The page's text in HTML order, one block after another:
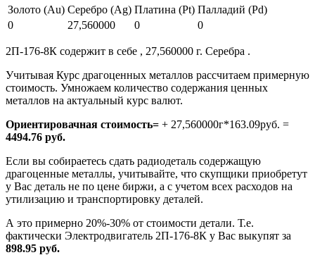
Золото (Au) Серебро (Ag) Платина (Pt) Палладий (Pd)
0
27,560000 0 0
2П-176-8К содержит в себе , 27,560000 г. Серебра .
Учитывая Курс драгоценных металлов рассчитаем примерную
стоимость. Умножаем количество содержания ценных
металлов на актуальный курс валют.
Ориентировачная стоимость= + 27,560000г*163.09руб. =
4494.76 руб.
Если вы собираетесь сдать радиодеталь содержащую
драгоценные металлы, учитывайте, что скупщики приобретут
у Вас деталь не по цене биржи, а с учетом всех расходов на
утилизацию и транспортировку деталей.
А это примерно 20%-30% от стоимости детали. Т.е.
фактически Электродвигатель 2П-176-8К у Вас выкупят за
898.95 руб.